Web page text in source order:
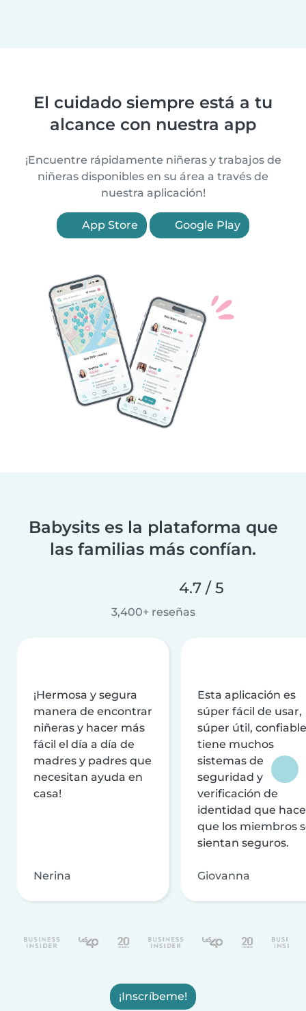
El cuidado siempre está a tu
alcance con nuestra app
¡Encuentre rápidamente niñeras y trabajos de
niñeras disponibles en su área a través de
nuestra aplicación!
App Store Google Play
Babysits es la plataforma que
las familias más confían.
4.7 / 5
3,400+ reseñas
¡Hermosa y segura
manera de encontrar
niñeras y hacer más
fácil el día a día de
madres y padres que
necesitan ayuda en
casa!
Nerina
Esta aplicación es
súper fácil de usar,
súper útil,
tiene muchos
sistemas de
seguridad y
verificación de
identidad que
que los miembros
sientan seguros.
Giovanna
¡Inscríbeme!